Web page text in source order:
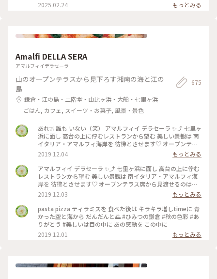
2025.02.24
もっとみる
Amalfi DELLA SERA
アマルフィイデラセーラ
山のオープンテラスから見下ろす湘南の海と江の
島
鎌倉・江の島・二階堂・由比ヶ浜・大船・七里ヶ浜
ごはん, カフェ, スイーツ・お菓子, 風景・景色
675
あれ❔❕ 誰も いない（笑） アマルフィイ デラセーラ ✨⤴︎ 七里ヶ
浜に面し 高台の上に佇むレストランから望む 美しい景観は 南
イタリア・アマルフィ海岸を 彷彿とさせます♡ オープンテラ
ス席から見渡せるのは 180度オーシャンビューの眩いパノラマ
は いつまでも いつまでも 眺めていたくなり… 困ります（笑）
#ひみつの鎌倉 #秋のお出かけ #美味しかった #ありがとう う
っかり３時間 経っていた（笑） のんびりさん
2019.12.04
もっとみる
アマルフィイ デラセーラ ✨⤴︎ 七里ヶ浜に面し 高台の上に佇む
レストランから望む 美しい景観は 南イタリア・アマルフィ海
岸を 彷彿とさせます♡ オープンテラス席から見渡せるのは
180度オーシャンビューの眩いパノラマは いつまでも いつま
でも 眺めていたくなり… 困ります（笑） #ひみつの鎌倉 #秋の
お出かけ #美味しかった #ありがとう うっかり３時間 経ってい
た（笑）
2019.12.03
もっとみる
pasta pizza ティラミスを 食べた後は キラキラ増しtimeに 青
かった空と海から だんだんと🌅 #ひみつの鎌倉 #秋の色彩 #あ
りがとう #美しいは目の中に あの感動を この中に
2019.12.01
もっとみる